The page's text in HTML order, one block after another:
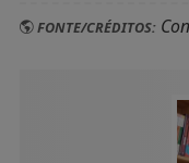
FONTE/CRÉDITOS: